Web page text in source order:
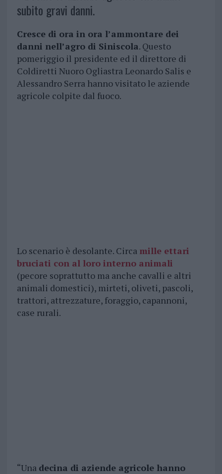
subito gravi danni.
Cresce di ora in ora l’ammontare dei
danni nell’agro di Siniscola. Questo
pomeriggio il presidente ed il direttore di
Coldiretti Nuoro Ogliastra Leonardo Salis e
Alessandro Serra hanno visitato le aziende
agricole colpite dal fuoco.
Lo scenario è desolante. Circa mille ettari
bruciati con al loro interno animali
(pecore soprattutto ma anche cavalli e altri
animali domestici), mirteti, oliveti, pascoli,
trattori, attrezzature, foraggio, capannoni,
case rurali.
“Una decina di aziende agricole hanno